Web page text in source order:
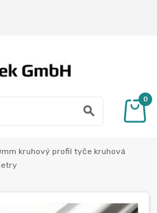
search
0
kruhový profil tyče kruhová